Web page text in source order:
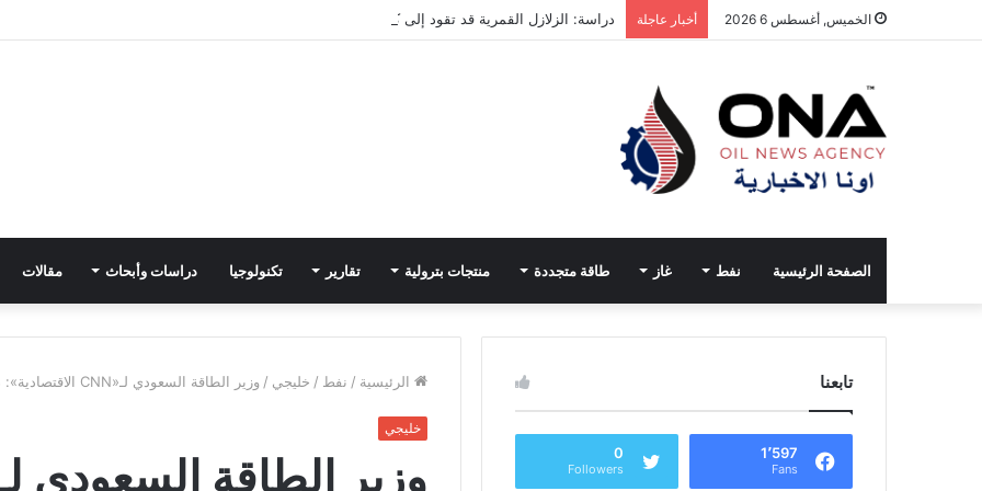
الخميس, أغسطس 6 2026 أخبار عاجلة دراسة: الزلازل القمرية قد تقود إلى كنز مائي مخفي
الصفحة الرئيسية نفط غاز طاقة متجددة منتجات بترولية تقارير تكنولوجيا دراسات وأبحاث مقالات
الرئيسية / نفط / خليجي / وزير الطاقة السعودي لـ«CNN الاقتصادية»: دول أوبك+ ستخضع لتقييم من مؤسسات مستقلة
خليجي
تابعنا
1٬597
Fans
0
Followers